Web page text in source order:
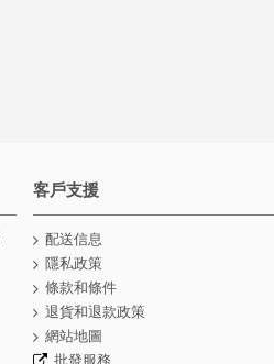
客戶支援
配送信息
隱私政策
條款和條件
退貨和退款政策
網站地圖
批發服務